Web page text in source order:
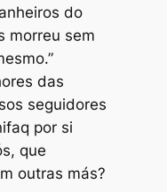
do
das
seguidores
por si
que
outras más?